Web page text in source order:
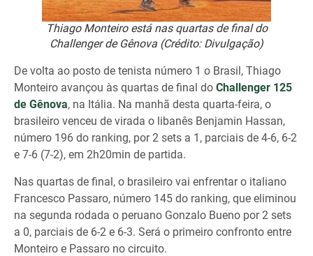
Thiago Monteiro está nas quartas de final do
Challenger de Gênova (Crédito: Divulgação)
De volta ao posto de tenista número 1 o Brasil, Thiago
Monteiro avançou às quartas de final do Challenger 125
de Gênova, na Itália. Na manhã desta quarta-feira, o
brasileiro venceu de virada o libanês Benjamin Hassan,
número 196 do ranking, por 2 sets a 1, parciais de 4-6, 6-2
e 7-6 (7-2), em 2h20min de partida.
Nas quartas de final, o brasileiro vai enfrentar o italiano
Francesco Passaro, número 145 do ranking, que eliminou
na segunda rodada o peruano Gonzalo Bueno por 2 sets
a 0, parciais de 6-2 e 6-3. Será o primeiro confronto entre
Monteiro e Passaro no circuito.